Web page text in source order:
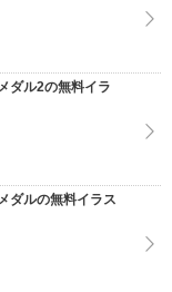
ダル2の無料イラ
ダルの無料イラス